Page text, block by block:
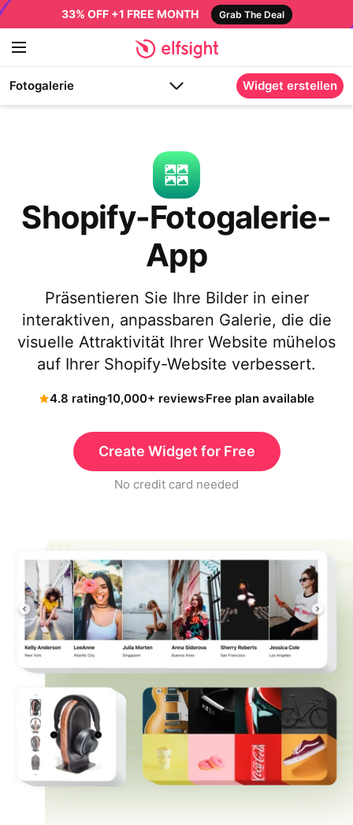
33% OFF +1 FREE MONTH Grab The Deal
Fotogalerie Widget erstellen
Shopify-Fotogalerie-
App
Präsentieren Sie Ihre Bilder in einer
interaktiven, anpassbaren Galerie, die die
visuelle Attraktivität Ihrer Website mühelos
auf Ihrer Shopify-Website verbessert.
4.8 rating10,000+ reviewsFree plan available
Create Widget for Free
No credit card needed